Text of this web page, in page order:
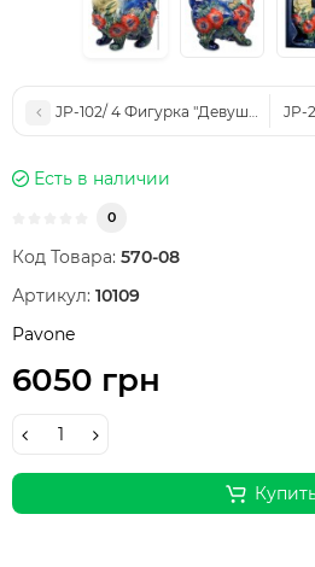
JP-102/ 4 Фигурка "Девушка" JP-
Есть в наличии
0
Код Товара: 570-08
Артикул: 10109
Pavone
6050 грн